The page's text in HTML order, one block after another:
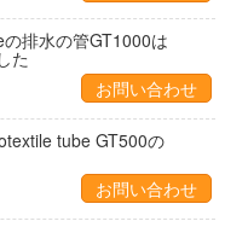
排水の管GT1000は
た
お問い合わせ
tube GT500の
お問い合わせ